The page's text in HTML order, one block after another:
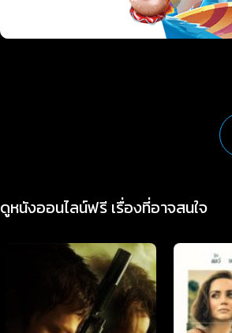
ดูหนังออนไลน์ฟรี เรื่องที่อาจสนใจ